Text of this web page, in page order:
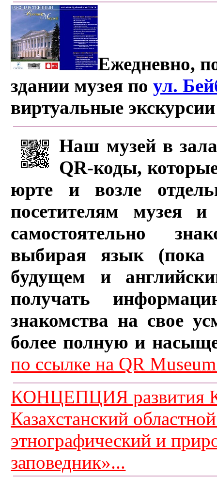
Ежедневно,
здании музея поул.
виртуальные
Наш музей в
QR-коды,
юрте и возле
посетителям музея и
самостоятельно
выбирая язык (пока
будущем и
получать
знакомства на свое
более полную и
по ссылке на QR
КОНЦЕПЦИЯ развития
Казахстанский
этнографический и
заповедник»...